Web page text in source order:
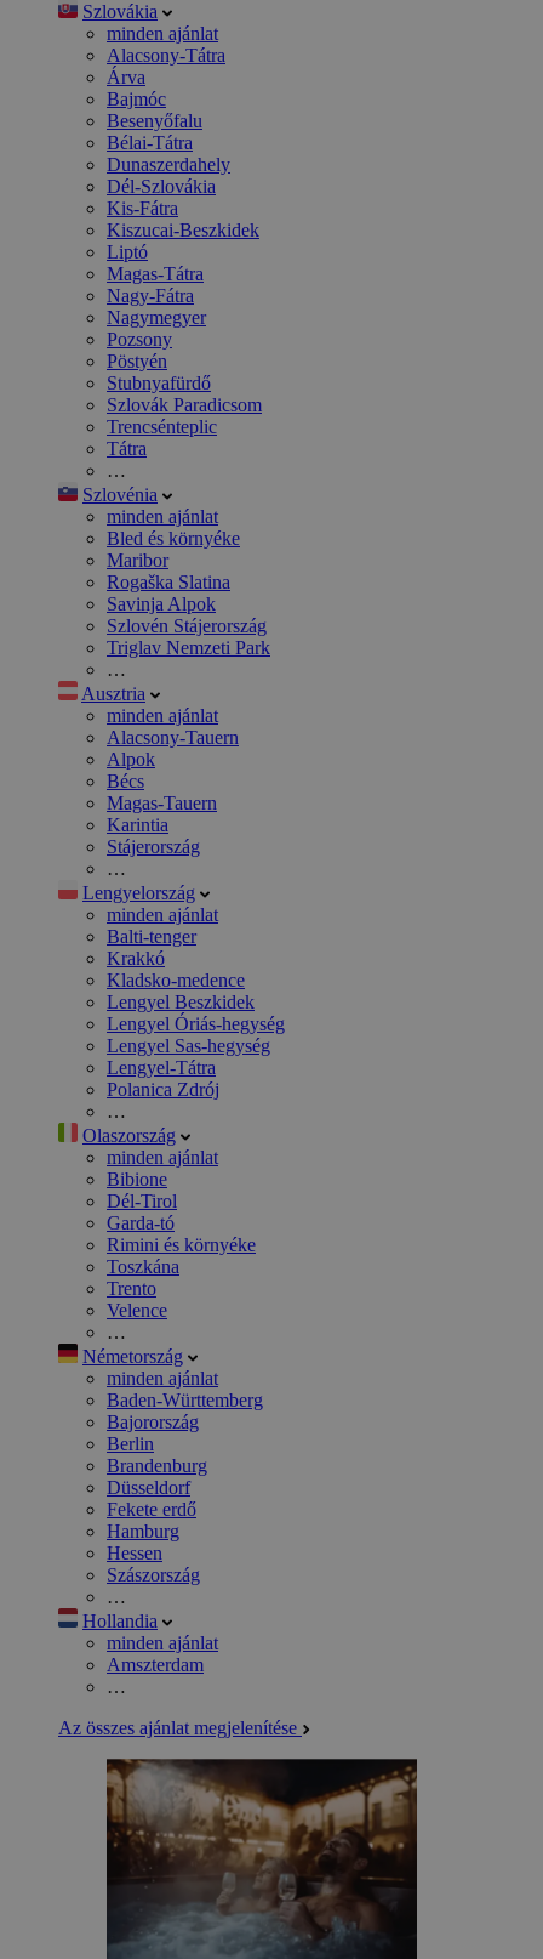
Szlovákia
minden ajánlat
Alacsony-Tátra
Árva
Bajmóc
Besenyőfalu
Bélai-Tátra
Dunaszerdahely
Dél-Szlovákia
Kis-Fátra
Kiszucai-Beszkidek
Liptó
Magas-Tátra
Nagy-Fátra
Nagymegyer
Pozsony
Pöstyén
Stubnyafürdő
Szlovák Paradicsom
Trencsénteplic
Tátra
…
Szlovénia
minden ajánlat
Bled és környéke
Maribor
Rogaška Slatina
Savinja Alpok
Szlovén Stájerország
Triglav Nemzeti Park
…
Ausztria
minden ajánlat
Alacsony-Tauern
Alpok
Bécs
Magas-Tauern
Karintia
Stájerország
…
Lengyelország
minden ajánlat
Balti-tenger
Krakkó
Kladsko-medence
Lengyel Beszkidek
Lengyel Óriás-hegység
Lengyel Sas-hegység
Lengyel-Tátra
Polanica Zdrój
…
Olaszország
minden ajánlat
Bibione
Dél-Tirol
Garda-tó
Rimini és környéke
Toszkána
Trento
Velence
…
Németország
minden ajánlat
Baden-Württemberg
Bajorország
Berlin
Brandenburg
Düsseldorf
Fekete erdő
Hamburg
Hessen
Szászország
…
Hollandia
minden ajánlat
Amszterdam
…
Az összes ajánlat megjelenítése